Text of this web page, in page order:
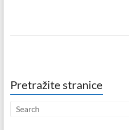
Pretražite stranice